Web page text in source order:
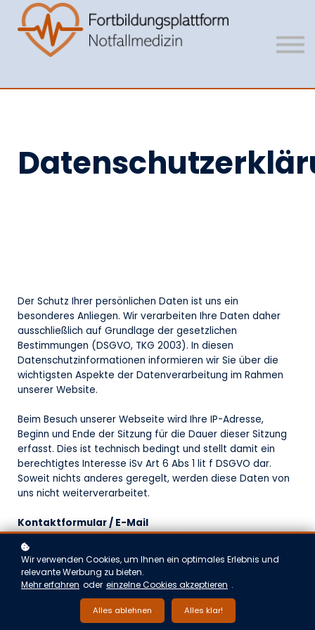
Vision
Anmelden
Der Schutz Ihrer persönlichen Daten ist uns ein
besonderes Anliegen. Wir verarbeiten Ihre Daten daher
ausschließlich auf Grundlage der gesetzlichen
Bestimmungen (DSGVO, TKG 2003). In diesen
Datenschutzinformationen informieren wir Sie über die
wichtigsten Aspekte der Datenverarbeitung im Rahmen
unserer Website.
Beim Besuch unserer Webseite wird Ihre IP-Adresse,
Beginn und Ende der Sitzung für die Dauer dieser Sitzung
erfasst. Dies ist technisch bedingt und stellt damit ein
berechtigtes Interesse iSv Art 6 Abs 1 lit f DSGVO dar.
Soweit nichts anderes geregelt, werden diese Daten von
uns nicht weiterverarbeitet.
Kontaktformular / E-Mail
Wenn Sie per Formular auf der Website oder per E-Mail
Kontakt mit uns aufnehmen, werden Ihre angegebenen
Daten zwecks Bearbeitung der Anfrage und für den Fall
von Anschlussfragen bei uns gespeichert. Eine
Datenweitergabe an Dritte erfolgt nur mit Ihrer
ausdrücklichen Einwilligung.
Wir verwenden Cookies, um Ihnen ein optimales Erlebnis und
relevante Werbung zu bieten.
Mehr erfahren oder einzelne Cookies akzeptieren .
Alles ablehnen Alles klar!